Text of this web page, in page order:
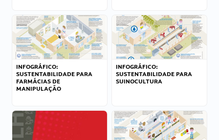
INFOGRÁFICO:
SUSTENTABILIDADE PARA
FARMÁCIAS DE
MANIPULAÇÃO
INFOGRÁFICO:
SUSTENTABILIDADE PARA
SUINOCULTURA